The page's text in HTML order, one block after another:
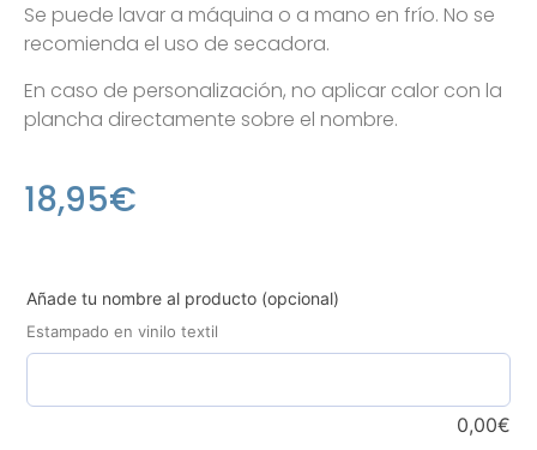
Se puede lavar a máquina o a mano en frío. No se
recomienda el uso de secadora.
En caso de personalización, no aplicar calor con la
plancha directamente sobre el nombre.
18,95€
Añade tu nombre al producto (opcional)
Estampado en vinilo textil
0,00€